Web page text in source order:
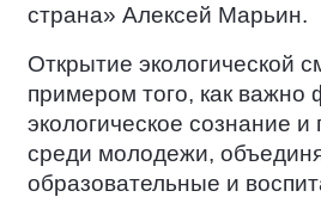
страна» Алексей Марьин.
Открытие экологической
примером того, как важно
экологическое сознание и
среди молодежи,
образовательные и